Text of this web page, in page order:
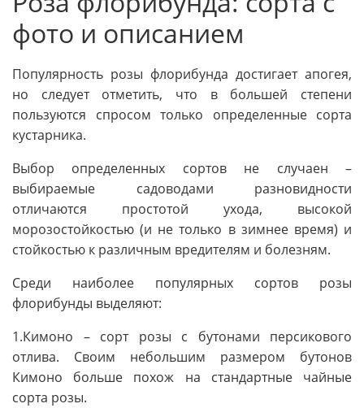
фото и описанием
Популярность розы флорибунда достигает апогея,
но следует отметить, что в большей степени
пользуются спросом только определенные сорта
кустарника.
Выбор определенных сортов не случаен –
выбираемые садоводами разновидности
отличаются простотой ухода, высокой
морозостойкостью (и не только в зимнее время) и
стойкостью к различным вредителям и болезням.
Среди наиболее популярных сортов розы
флорибунды выделяют:
1.Кимоно – сорт розы с бутонами персикового
отлива. Своим небольшим размером бутонов
Кимоно больше похож на стандартные чайные
сорта розы.